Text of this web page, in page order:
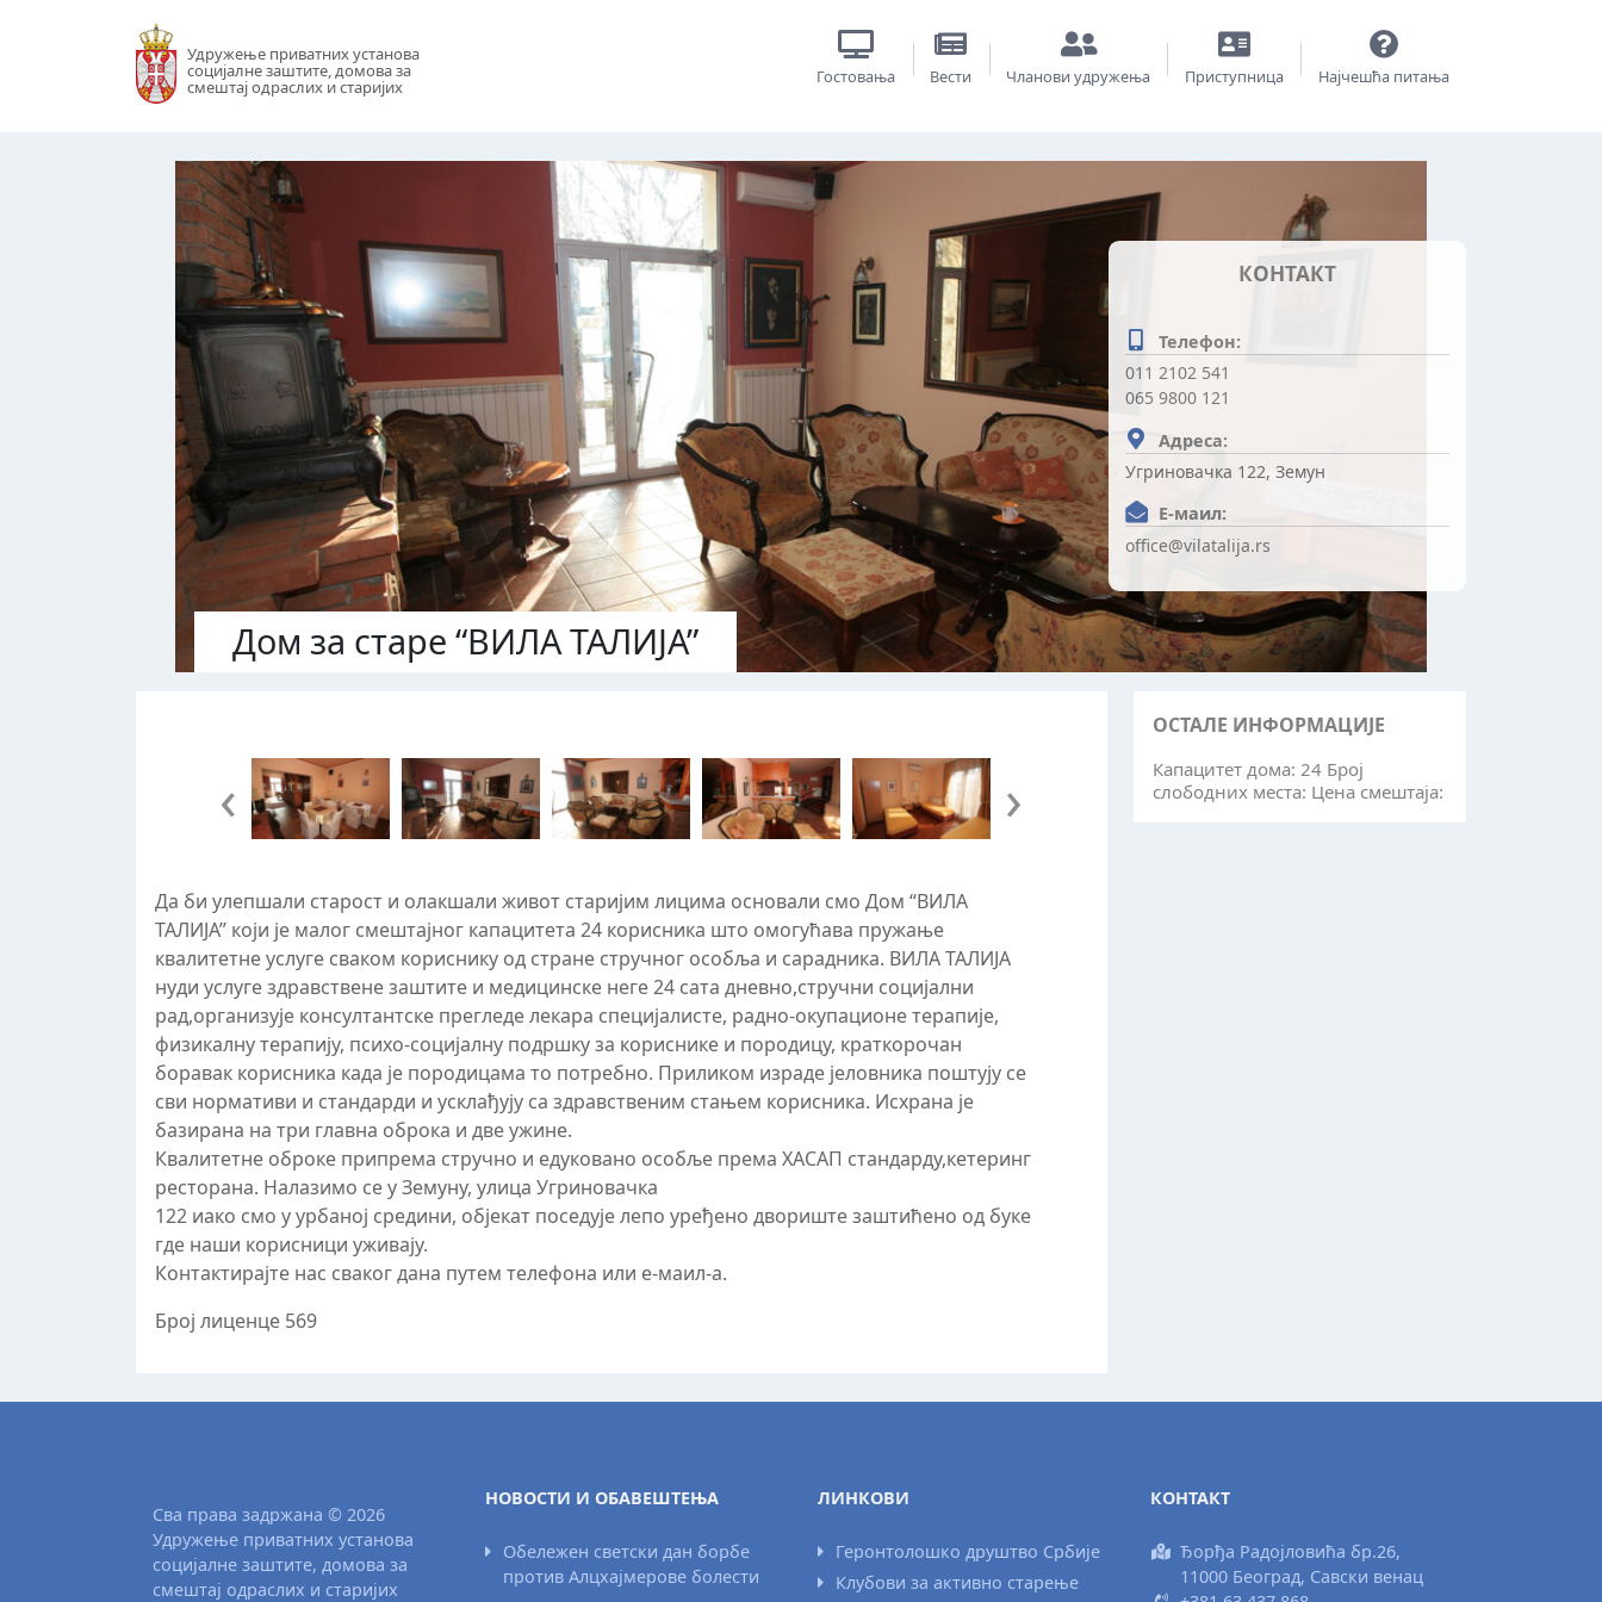
Удружење приватних установа
социјалне заштите, домова за
смештај одраслих и старијих
Гостовања Вести Чланови удружења Приступница Најчешћа питања
Дом за старе “ВИЛА ТАЛИЈА”
КОНТАКТ
Телефон:
011 2102 541
065 9800 121
Адреса:
Угриновачка 122, Земун
Е-маил:
office@vilatalija.rs
‹ ›
Да би улепшали старост и олакшали живот старијим лицима основали смо Дом “ВИЛА
ТАЛИЈА” који је малог смештајног капацитета 24 корисника што омогућава пружање
квалитетне услуге сваком кориснику од стране стручног особља и сарадника. ВИЛА ТАЛИЈА
нуди услуге здравствене заштите и медицинске неге 24 сата дневно,стручни социјални
рад,организује консултантске прегледе лекара специјалисте, радно-окупационе терапије,
физикалну терапију, психо-социјалну подршку за кориснике и породицу, краткорочан
боравак корисника када је породицама то потребно. Приликом израде јеловника поштују се
сви нормативи и стандарди и усклађују са здравственим стањем корисника. Исхрана је
базирана на три главна оброка и две ужине.
Квалитетне оброке припрема стручно и едуковано особље према ХАСАП стандарду,кетеринг
ресторана. Налазимо се у Земуну, улица Угриновачка
122 иако смо у урбаној средини, објекат поседује лепо уређено двориште заштићено од буке
где наши корисници уживају.
Контактирајте нас сваког дана путем телефона или е-маил-а.
Број лиценце 569
ОСТАЛЕ ИНФОРМАЦИЈЕ
Капацитет дома: 24 Број
слободних места: Цена смештаја:
Сва права задржана © 2026
Удружење приватних установа
социјалне заштите, домова за
смештај одраслих и старијих
НОВОСТИ И ОБАВЕШТЕЊА
Обележен светски дан борбе
против Алцхајмерове болести
ЛИНКОВИ
Геронтолошко друштво Србије
Клубови за активно старење
КОНТАКТ
Ђорђа Радојловића бр.26,
11000 Београд, Савски венац